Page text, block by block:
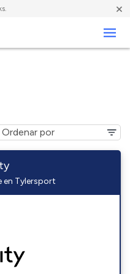
×
Tylersport